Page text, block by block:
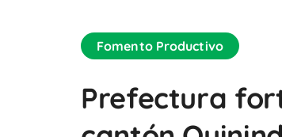
Fomento Productivo
Prefectura